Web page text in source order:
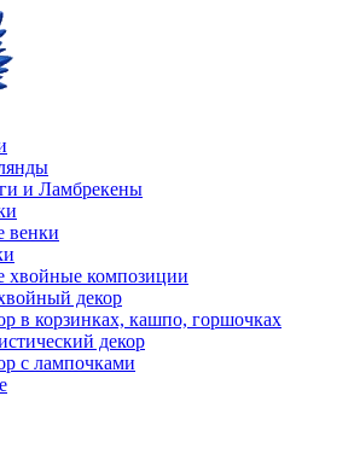
и Ламбрекены
венки
хвойные композиции
декор
в корзинках, кашпо, горшочках
декор
с лампочками